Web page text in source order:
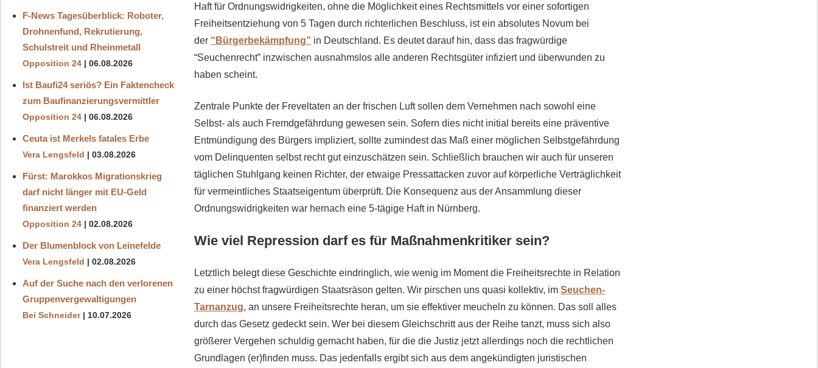
Haft für Ordnungswidrigkeiten, ohne die Möglichkeit eines Rechtsmittels vor einer sofortigen
Freiheitsentziehung von 5 Tagen durch richterlichen Beschluss, ist ein absolutes Novum bei
der “Bürgerbekämpfung” in Deutschland. Es deutet darauf hin, dass das fragwürdige
“Seuchenrecht” inzwischen ausnahmslos alle anderen Rechtsgüter infiziert und überwunden zu
haben scheint.
Zentrale Punkte der Freveltaten an der frischen Luft sollen dem Vernehmen nach sowohl eine
Selbst- als auch Fremdgefährdung gewesen sein. Sofern dies nicht initial bereits eine präventive
Entmündigung des Bürgers impliziert, sollte zumindest das Maß einer möglichen Selbstgefährdung
vom Delinquenten selbst recht gut einzuschätzen sein. Schließlich brauchen wir auch für unseren
täglichen Stuhlgang keinen Richter, der etwaige Pressattacken zuvor auf körperliche Verträglichkeit
für vermeintliches Staatseigentum überprüft. Die Konsequenz aus der Ansammlung dieser
Ordnungswidrigkeiten war hernach eine 5-tägige Haft in Nürnberg.
Wie viel Repression darf es für Maßnahmenkritiker sein?
Letztlich belegt diese Geschichte eindringlich, wie wenig im Moment die Freiheitsrechte in Relation
zu einer höchst fragwürdigen Staatsräson gelten. Wir pirschen uns quasi kollektiv, imSeuchen-
Tarnanzug, an unsere Freiheitsrechte heran, um sie effektiver meucheln zu können. Das soll alles
durch das Gesetz gedeckt sein. Wer bei diesem Gleichschritt aus der Reihe tanzt, muss sich also
größerer Vergehen schuldig gemacht haben, für die die Justiz jetzt allerdings noch die rechtlichen
Grundlagen (er)finden muss. Das jedenfalls ergibt sich aus dem angekündigten juristischen
F-News Tagesüberblick: Roboter,
Drohnenfund, Rekrutierung,
Schulstreit und Rheinmetall
Opposition 24 06.08.2026
Ist Baufi24 seriös? Ein Faktencheck
zum Baufinanzierungsvermittler
Opposition 24 06.08.2026
Ceuta ist Merkels fatales Erbe
Vera Lengsfeld 03.08.2026
Fürst: Marokkos Migrationskrieg
darf nicht länger mit EU-Geld
finanziert werden
Opposition 24 02.08.2026
Der Blumenblock von Leinefelde
Vera Lengsfeld 02.08.2026
Auf der Suche nach den verlorenen
Gruppenvergewaltigungen
Bei Schneider 10.07.2026